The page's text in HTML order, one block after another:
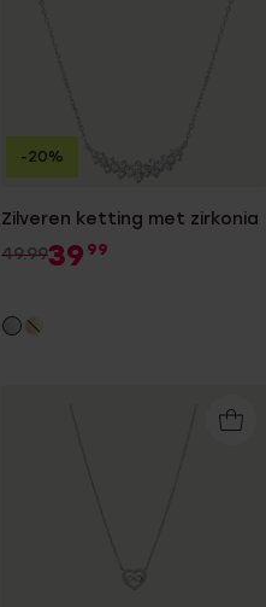
Zilveren ketting met zirkonia
49.9939 99
-20%